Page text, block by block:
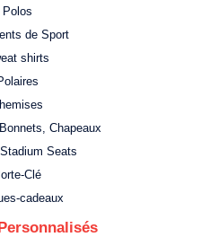
Polos
de Sport
shirts
Chapeaux
Seats
Clé
cadeaux